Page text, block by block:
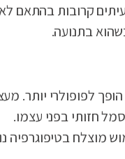
בתנועה.
הופך לפופולרי
חזותי בפני עצמו.